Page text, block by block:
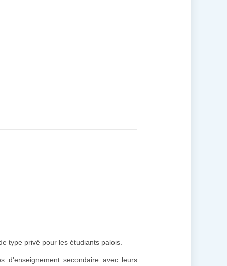
type privé pour les étudiants palois.
secondaire avec leurs